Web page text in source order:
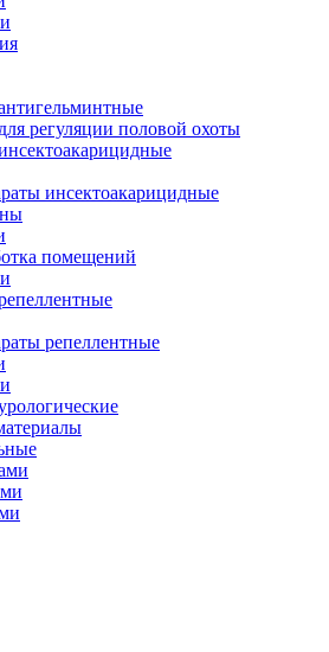
регуляции половой охоты
инсектоакарицидные
помещений
репеллентные